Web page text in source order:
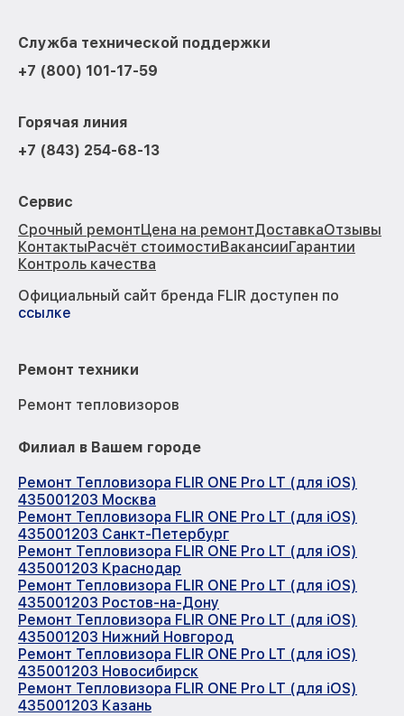
Служба технической поддержки
+7 (800) 101-17-59
Горячая линия
+7 (843) 254-68-13
Сервис
Срочный ремонтЦена на ремонтДоставкаОтзывы
КонтактыРасчёт стоимостиВакансииГарантии
Контроль качества
Официальный сайт бренда FLIR доступен по
ссылке
Ремонт техники
Ремонт тепловизоров
Филиал в Вашем городе
Ремонт Тепловизора FLIR ONE Pro LT (для iOS)
435001203 Москва
Ремонт Тепловизора FLIR ONE Pro LT (для iOS)
435001203 Санкт-Петербург
Ремонт Тепловизора FLIR ONE Pro LT (для iOS)
435001203 Краснодар
Ремонт Тепловизора FLIR ONE Pro LT (для iOS)
435001203 Ростов-на-Дону
Ремонт Тепловизора FLIR ONE Pro LT (для iOS)
435001203 Нижний Новгород
Ремонт Тепловизора FLIR ONE Pro LT (для iOS)
435001203 Новосибирск
Ремонт Тепловизора FLIR ONE Pro LT (для iOS)
435001203 Казань